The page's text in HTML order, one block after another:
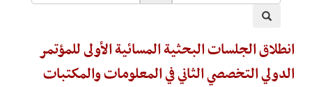
انطلاق الجلسات البحثية المسائية الأولى للمؤتمر
الدولي التخصصي الثاني في المعلومات والمكتبات